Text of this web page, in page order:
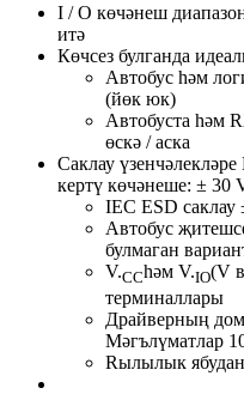
I / O көчәнеш
итә
Көчсез булганда
Автобус һәм
(йөк юк)
Автобуста һәм
өскә / аска
Саклау
кертү көчәнеше: ± 30
IEC ESD саклау
Автобус
булмаган
V.CCһәм V.IO(V
терминаллары
Драйверның
Мәгълүматлар
Rылылык